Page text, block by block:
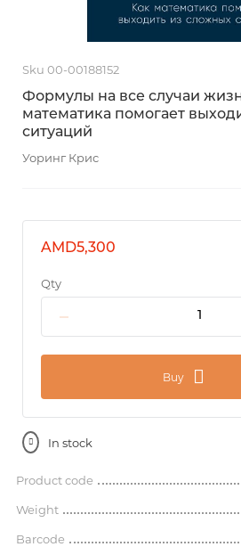
Sku 00-00188152
Формулы на все случаи
математика помогает
ситуаций
Уоринг Крис
AMD5,300
Qty
Buy
In stock
Product code
Weight
Barcode